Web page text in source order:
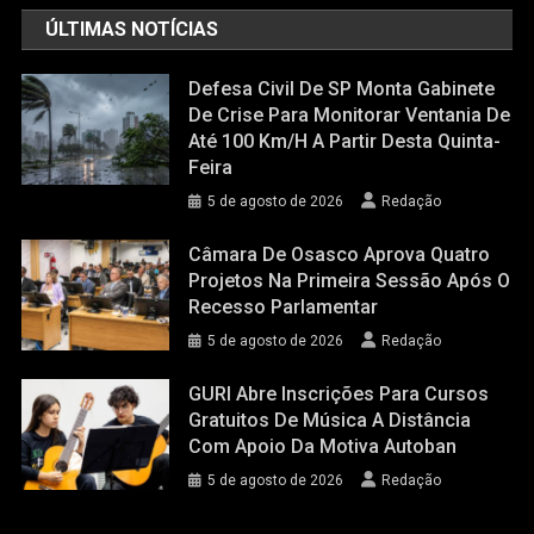
ÚLTIMAS NOTÍCIAS
Defesa Civil De SP Monta Gabinete
De Crise Para Monitorar Ventania De
Até 100 Km/h A Partir Desta Quinta-
Feira
5 de agosto de 2026 Redação
Câmara De Osasco Aprova Quatro
Projetos Na Primeira Sessão Após O
Recesso Parlamentar
5 de agosto de 2026 Redação
GURI Abre Inscrições Para Cursos
Gratuitos De Música A Distância
Com Apoio Da Motiva Autoban
5 de agosto de 2026 Redação